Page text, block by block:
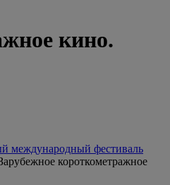
кино.
международный фестиваль
короткометражное